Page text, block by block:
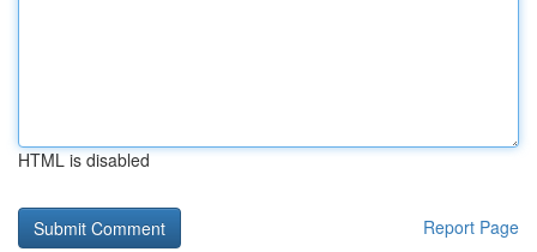
HTML is disabled
Report Page